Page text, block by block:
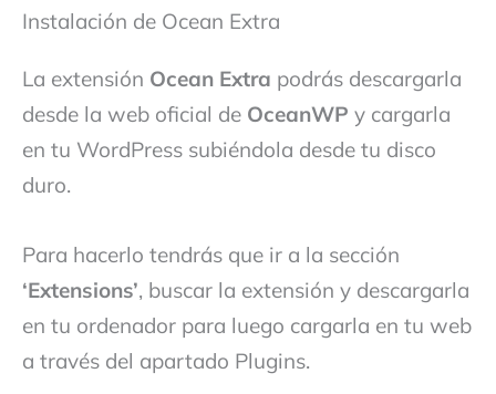
Instalación de Ocean Extra
La extensión Ocean Extra podrás descargarla
desde la web oficial de OceanWP y cargarla
en tu WordPress subiéndola desde tu disco
duro.
Para hacerlo tendrás que ir a la sección
‘Extensions’, buscar la extensión y descargarla
en tu ordenador para luego cargarla en tu web
a través del apartado Plugins.